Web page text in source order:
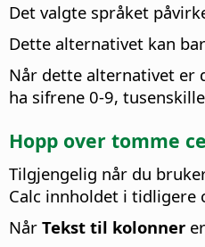
Det valgte språket
Dette alternativet kan
Når dette alternativet er
ha sifrene 0-9,
Hopp over tomme
Tilgjengelig når du
Calc innholdet i tidligere
Når Tekst til kolonner